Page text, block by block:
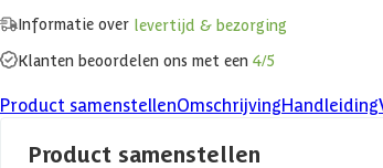
Informatie over levertijd & bezorging
Klanten beoordelen ons met een 4/5
Product samenstellenOmschrijvingHandleiding
Product samenstellen